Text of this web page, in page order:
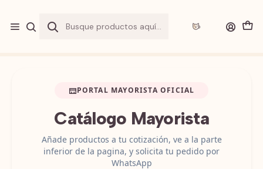
Gran Santiago
PORTAL MAYORISTA OFICIAL
Catálogo Mayorista
Añade productos a tu cotización, ve a la parte
inferior de la pagina, y solicita tu pedido por
WhatsApp